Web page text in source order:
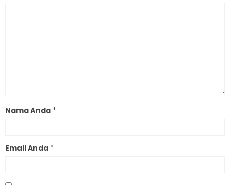
Nama Anda *
Email Anda *